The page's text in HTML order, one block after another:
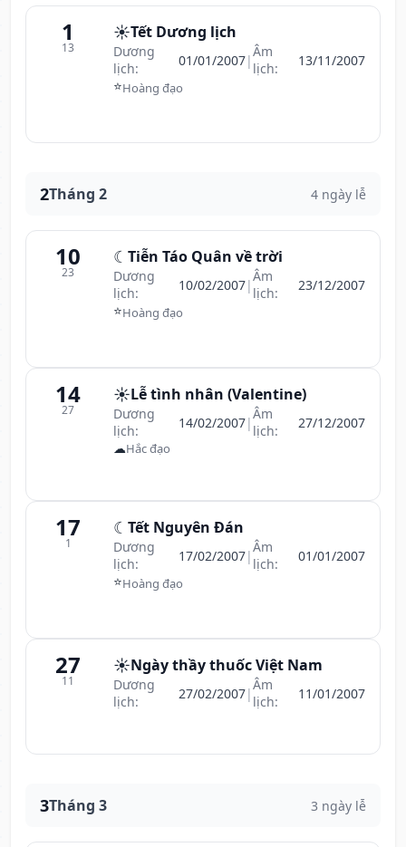
1
13
☀️Tết Dương lịch
Dương
lịch:
01/01/2007|Âm
lịch:
13/11/2007
⭐Hoàng đạo
2Tháng 2 4 ngày lễ
10
23
☾ Tiễn Táo Quân về trời
Dương
lịch:
10/02/2007|Âm
lịch:
23/12/2007
⭐Hoàng đạo
14
27
☀️Lễ tình nhân (Valentine)
Dương
lịch:
14/02/2007|Âm
lịch:
27/12/2007
☁Hắc đạo
17
1
☾ Tết Nguyên Đán
Dương
lịch:
17/02/2007|Âm
lịch:
01/01/2007
⭐Hoàng đạo
27
11
☀️Ngày thầy thuốc Việt Nam
Dương
lịch:
27/02/2007|Âm
lịch:
11/01/2007
3Tháng 3 3 ngày lễ